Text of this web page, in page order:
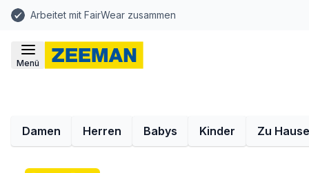
Arbeitet mit FairWear zusammen
Menü
Damen Herren Babys Kinder Zu Hause